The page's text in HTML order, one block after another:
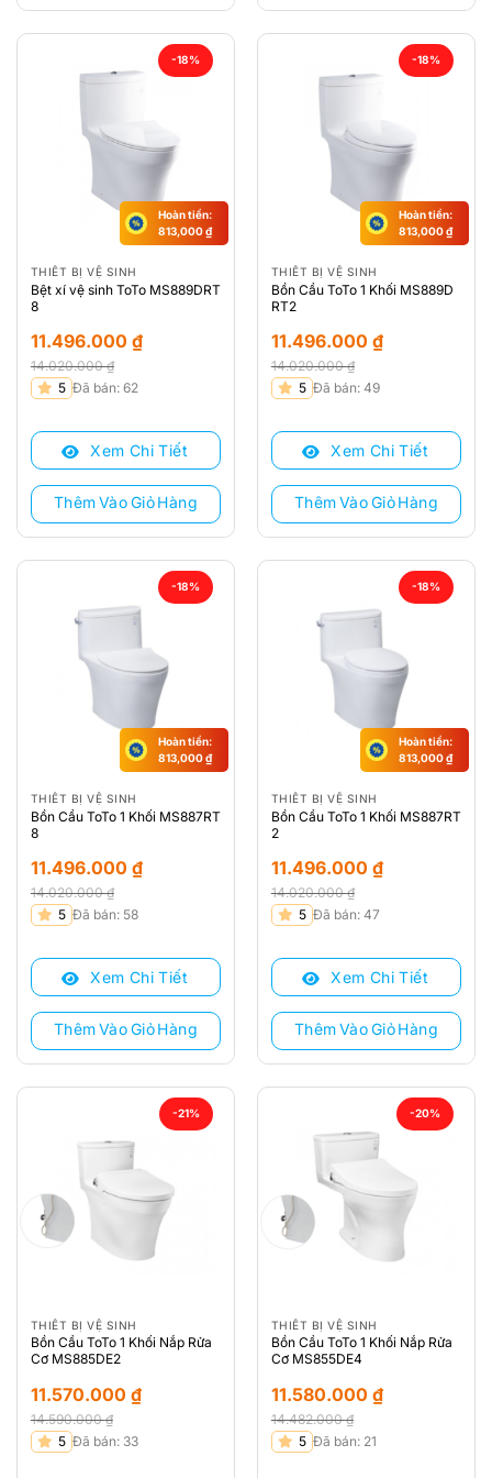
-18%
Hoàn tiền:
813,000₫
THIẾT BỊ VỆ SINH
Bệt xí vệ sinh ToTo MS889DRT
8
14.020.000₫
Giá
là:
14.020.000 ₫.
11.496.000 ₫
Giá
tại
11.496.000 ₫.
5 Đã bán: 62
Xem Chi Tiết
Thêm Vào Giỏ Hàng
-18%
Hoàn tiền:
813,000₫
THIẾT BỊ VỆ SINH
Bồn Cầu ToTo 1 Khối MS889D
RT2
14.020.000₫
Giá
là:
14.020.000 ₫.
11.496.000 ₫
Giá
tại
11.496.000 ₫.
5 Đã bán: 49
Xem Chi Tiết
Thêm Vào Giỏ Hàng
-18%
Hoàn tiền:
813,000₫
THIẾT BỊ VỆ SINH
Bồn Cầu ToTo 1 Khối MS887RT
8
14.020.000₫
Giá
là:
14.020.000 ₫.
11.496.000 ₫
Giá
tại
11.496.000 ₫.
5 Đã bán: 58
Xem Chi Tiết
Thêm Vào Giỏ Hàng
-18%
Hoàn tiền:
813,000₫
THIẾT BỊ VỆ SINH
Bồn Cầu ToTo 1 Khối MS887RT
2
14.020.000₫
Giá
là:
14.020.000 ₫.
11.496.000 ₫
Giá
tại
11.496.000 ₫.
5 Đã bán: 47
Xem Chi Tiết
Thêm Vào Giỏ Hàng
-21%
THIẾT BỊ VỆ SINH
Bồn Cầu ToTo 1 Khối Nắp Rửa
Cơ MS885DE2
14.590.000₫
Giá
11.570.000 ₫
Giá 5 Đã bán: 33
-20%
THIẾT BỊ VỆ SINH
Bồn Cầu ToTo 1 Khối Nắp Rửa
Cơ MS855DE4
14.482.000₫
Giá
11.580.000 ₫
Giá 5 Đã bán: 21